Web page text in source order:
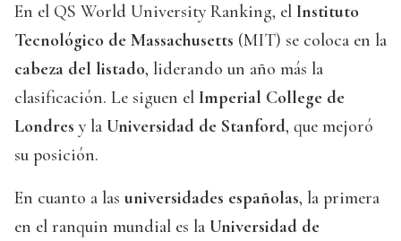
En el QS World University Ranking, el Instituto
Tecnológico de Massachusetts (MIT) se coloca en la
cabeza del listado, liderando un año más la
clasificación. Le siguen el Imperial College de
Londres y la Universidad de Stanford, que mejoró
su posición.
En cuanto a las universidades españolas, la primera
en el ranquin mundial es la Universidad de